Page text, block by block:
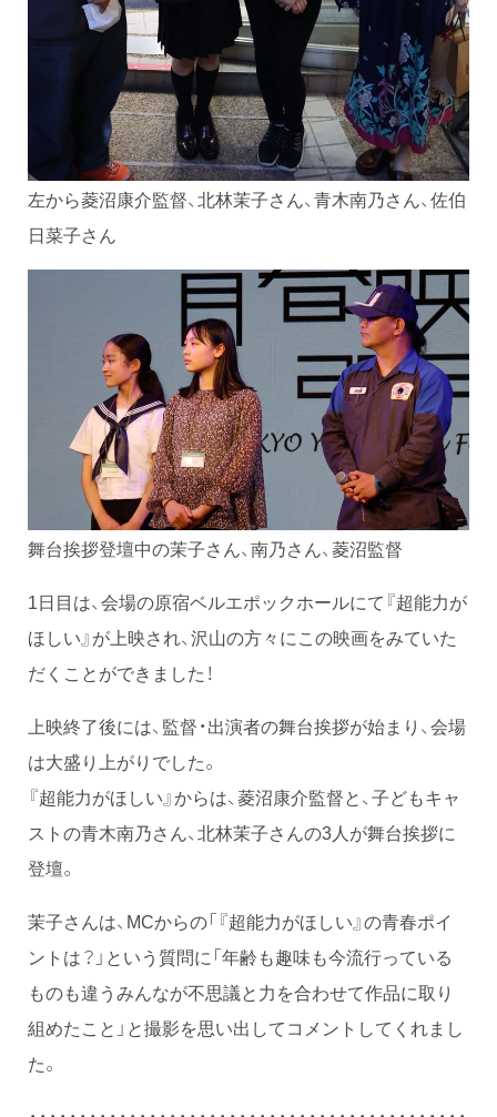
左から菱沼康介監督、北林茉子さん、青木南乃さん、佐伯
日菜子さん
舞台挨拶登壇中の茉子さん、南乃さん、菱沼監督
1日目は、会場の原宿ベルエポックホールにて『超能力が
ほしい』が上映され、沢山の方々にこの映画をみていた
だくことができました！
上映終了後には、監督・出演者の舞台挨拶が始まり、会場
は大盛り上がりでした。
『超能力がほしい』からは、菱沼康介監督と、子どもキャ
ストの青木南乃さん、北林茉子さんの3人が舞台挨拶に
登壇。
茉子さんは、MCからの「『超能力がほしい』の青春ポイ
ントは？」という質問に「年齢も趣味も今流行っている
ものも違うみんなが不思議と力を合わせて作品に取り
組めたこと」と撮影を思い出してコメントしてくれまし
た。